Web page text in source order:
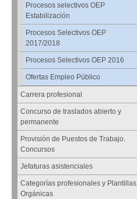
Procesos selectivos OEP
Estabilización
Procesos Selectivos OEP
2017/2018
Procesos Selectivos OEP 2016
Ofertas Empleo Público
Carrera profesional
Concurso de traslados abierto y
permanente
Provisión de Puestos de Trabajo.
Concursos
Jefaturas asistenciales
Categorías profesionales y Plantillas
Orgánicas